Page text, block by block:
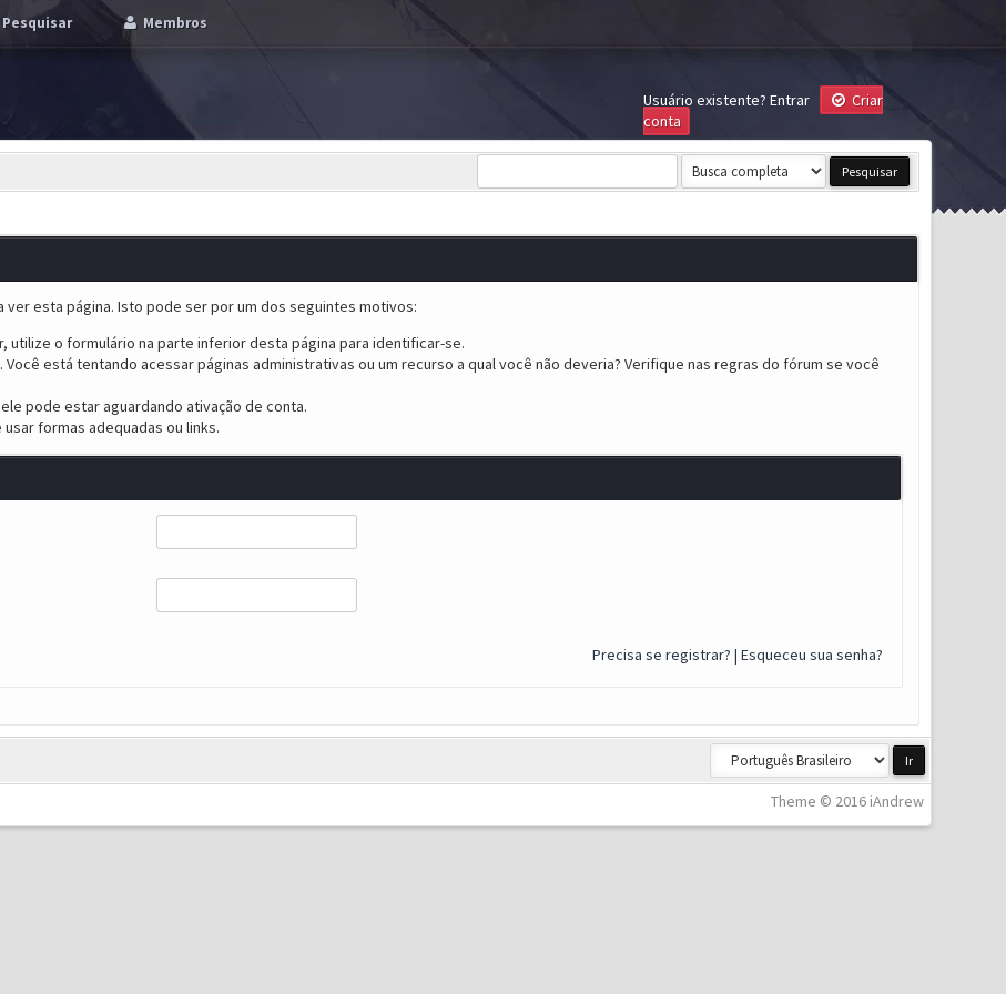
Pesquisar Membros
Usuário existente? Entrar
Criar
conta
esta página. Isto pode ser por um dos seguintes motivos:
utilize o formulário na parte inferior desta página para identificar-se.
está tentando acessar páginas administrativas ou um recurso a qual você não deveria? Verifique nas regras do fórum se você
pode estar aguardando ativação de conta.
formas adequadas ou links.
Precisa se registrar? | Esqueceu sua senha?
Theme © 2016 iAndrew